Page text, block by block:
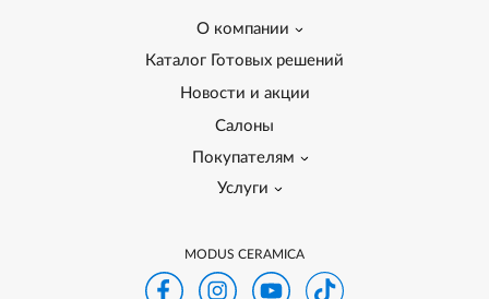
О компании
Каталог Готовых решений
Новости и акции
Салоны
Покупателям
Услуги
MODUS CERAMICA